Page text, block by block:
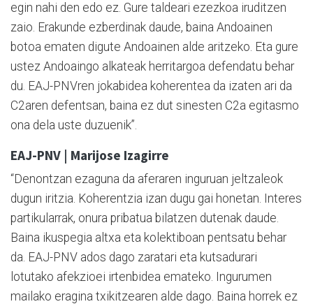
egin nahi den edo ez. Gure taldeari ezezkoa iruditzen
zaio. Erakunde ezberdinak daude, baina Andoainen
botoa ematen digute Andoainen alde aritzeko. Eta gure
ustez Andoaingo alkateak herritargoa defendatu behar
du. EAJ-PNVren jokabidea koherentea da izaten ari da
C2aren defentsan, baina ez dut sinesten C2a egitasmo
ona dela uste duzuenik”.
EAJ-PNV | Marijose Izagirre
“Denontzan ezaguna da aferaren inguruan jeltzaleok
dugun iritzia. Koherentzia izan dugu gai honetan. Interes
partikularrak, onura pribatua bilatzen dutenak daude.
Baina ikuspegia altxa eta kolektiboan pentsatu behar
da. EAJ-PNV ados dago zaratari eta kutsadurari
lotutako afekzioei irtenbidea emateko. Ingurumen
mailako eragina txikitzearen alde dago. Baina horrek ez